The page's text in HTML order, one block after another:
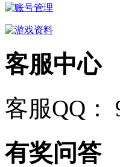
客服中心
客服QQ：
有奖问答